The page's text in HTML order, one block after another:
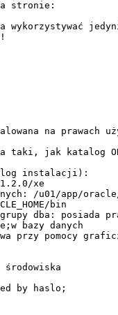
stronie:
wykorzystywać
na prawach
taki, jak katalog
instalacji):
xe
/u01/app/
bin
dba: posiada
bazy danych
przy pomocy
środowiska
by haslo;